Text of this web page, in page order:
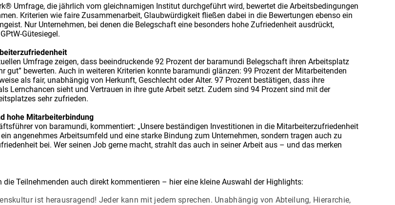
Umfrage, die jährlich vom gleichnamigen Institut durchgeführt wird, bewertet die Arbeitsbedingungen
Kriterien wie faire Zusammenarbeit, Glaubwürdigkeit fließen dabei in die Bewertungen ebenso ein
Nur Unternehmen, bei denen die Belegschaft eine besonders hohe Zufriedenheit ausdrückt,
Gütesiegel.
Umfrage zeigen, dass beeindruckende 92 Prozent der baramundi Belegschaft ihren Arbeitsplatz
gut” bewerten. Auch in weiteren Kriterien konnte baramundi glänzen: 99 Prozent der Mitarbeitenden
als fair, unabhängig von Herkunft, Geschlecht oder Alter. 97 Prozent bestätigen, dass ihre
Lernchancen sieht und Vertrauen in ihre gute Arbeit setzt. Zudem sind 94 Prozent sind mit der
sehr zufrieden.
hohe Mitarbeiterbindung
von baramundi, kommentiert: „Unsere beständigen Investitionen in die Mitarbeiterzufriedenheit
angenehmes Arbeitsumfeld und eine starke Bindung zum Unternehmen, sondern tragen auch zu
bei. Wer seinen Job gerne macht, strahlt das auch in seiner Arbeit aus – und das merken
die Teilnehmenden auch direkt kommentieren – hier eine kleine Auswahl der Highlights:
ist herausragend! Jeder kann mit jedem sprechen. Unabhängig von Abteilung, Hierarchie,